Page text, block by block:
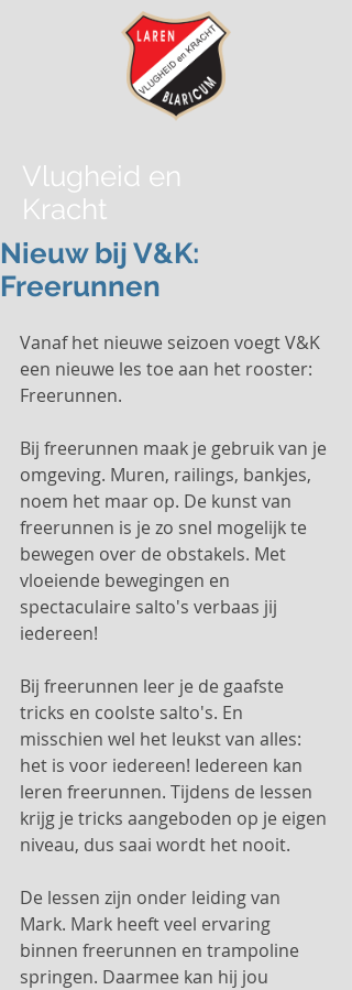
Vlugheid en
Kracht
Nieuw bij V&K:
Freerunnen
Vanaf het nieuwe seizoen voegt V&K
een nieuwe les toe aan het rooster:
Freerunnen.
Bij freerunnen maak je gebruik van je
omgeving. Muren, railings, bankjes,
noem het maar op. De kunst van
freerunnen is je zo snel mogelijk te
bewegen over de obstakels. Met
vloeiende bewegingen en
spectaculaire salto's verbaas jij
iedereen!
Bij freerunnen leer je de gaafste
tricks en coolste salto's. En
misschien wel het leukst van alles:
het is voor iedereen! Iedereen kan
leren freerunnen. Tijdens de lessen
krijg je tricks aangeboden op je eigen
niveau, dus saai wordt het nooit.
De lessen zijn onder leiding van
Mark. Mark heeft veel ervaring
binnen freerunnen en trampoline
springen. Daarmee kan hij jou